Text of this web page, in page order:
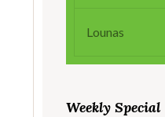
Lounas
Weekly Special